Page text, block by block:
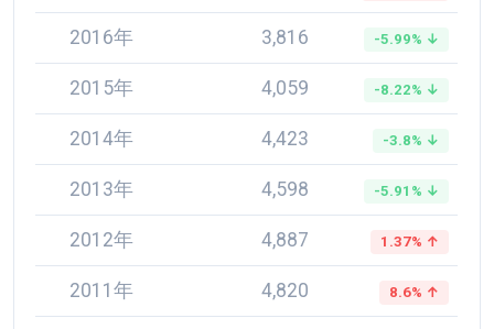
2016年 3,816 -5.99% ↓
2015年 4,059 -8.22% ↓
2014年 4,423 -3.8% ↓
2013年 4,598 -5.91% ↓
2012年 4,887 1.37% ↑
2011年 4,820 8.6% ↑